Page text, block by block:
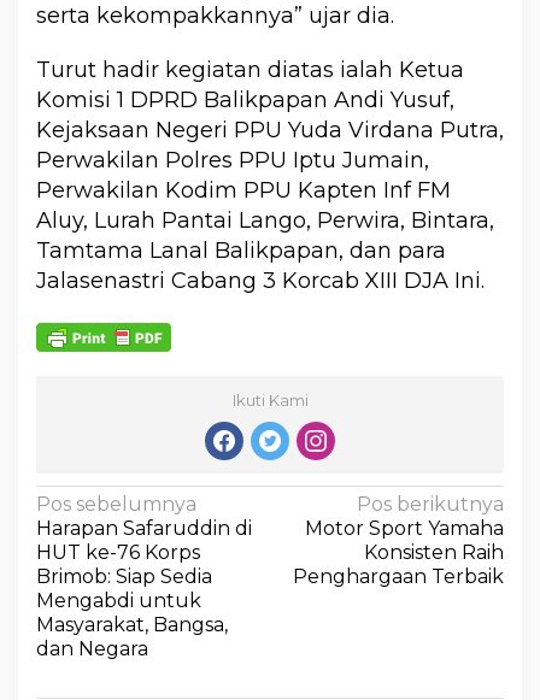
serta kekompakkannya” ujar dia.
Turut hadir kegiatan diatas ialah Ketua
Komisi 1 DPRD Balikpapan Andi Yusuf,
Kejaksaan Negeri PPU Yuda Virdana Putra,
Perwakilan Polres PPU Iptu Jumain,
Perwakilan Kodim PPU Kapten Inf FM
Aluy, Lurah Pantai Lango, Perwira, Bintara,
Tamtama Lanal Balikpapan, dan para
Jalasenastri Cabang 3 Korcab XIII DJA Ini.
Ikuti Kami
Pos sebelumnya
Harapan Safaruddin di
HUT ke-76 Korps
Brimob: Siap Sedia
Mengabdi untuk
Masyarakat, Bangsa,
dan Negara
Pos berikutnya
Motor Sport Yamaha
Konsisten Raih
Penghargaan Terbaik